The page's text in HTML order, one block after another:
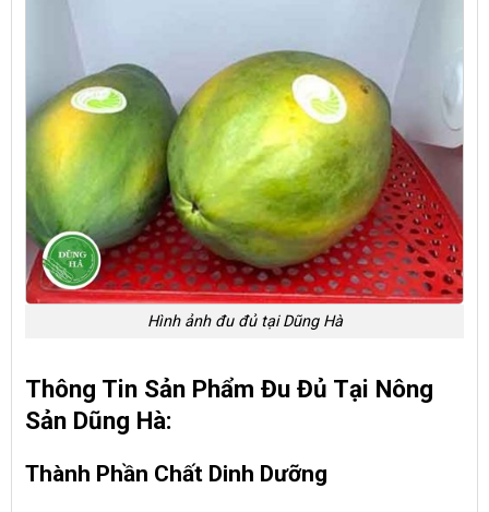
Hình ảnh đu đủ tại Dũng Hà
Thông Tin Sản Phẩm Đu Đủ Tại Nông
Sản Dũng Hà:
Thành Phần Chất Dinh Dưỡng